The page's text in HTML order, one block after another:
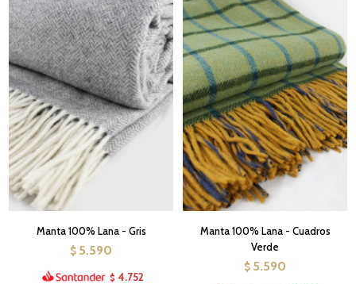
Manta 100% Lana - Gris
$ 5.590
$ 4.752
Manta 100% Lana - Cuadros
Verde
$ 5.590